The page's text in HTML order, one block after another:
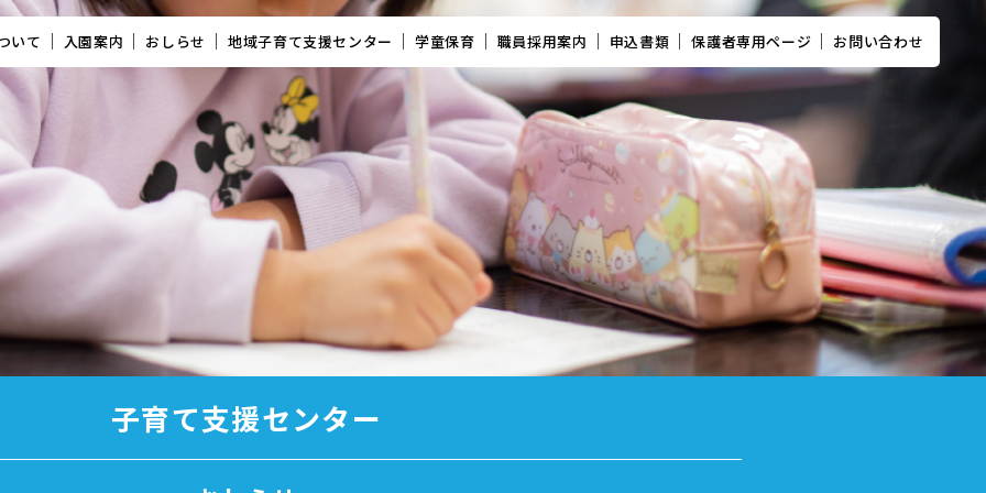
いて 入園案内 おしらせ 地域子育て支援センター 学童保育 職員採用案内 申込書類 保護者専用ページ お問い合わせ
子育て支援センター